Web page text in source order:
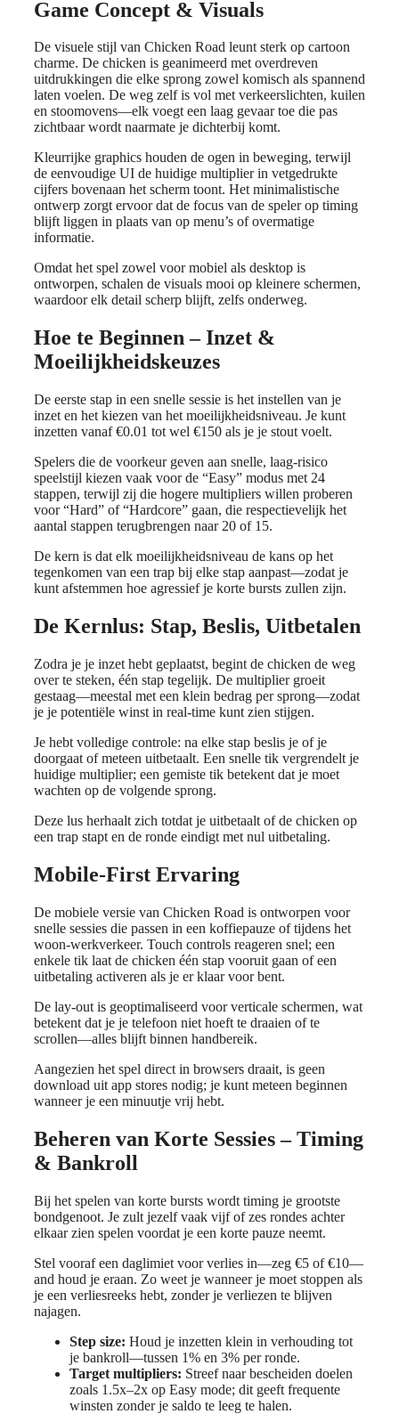
Game Concept & Visuals
De visuele stijl van Chicken Road leunt sterk op cartoon
charme. De chicken is geanimeerd met overdreven
uitdrukkingen die elke sprong zowel komisch als spannend
laten voelen. De weg zelf is vol met verkeerslichten, kuilen
en stoomovens—elk voegt een laag gevaar toe die pas
zichtbaar wordt naarmate je dichterbij komt.
Kleurrijke graphics houden de ogen in beweging, terwijl
de eenvoudige UI de huidige multiplier in vetgedrukte
cijfers bovenaan het scherm toont. Het minimalistische
ontwerp zorgt ervoor dat de focus van de speler op timing
blijft liggen in plaats van op menu’s of overmatige
informatie.
Omdat het spel zowel voor mobiel als desktop is
ontworpen, schalen de visuals mooi op kleinere schermen,
waardoor elk detail scherp blijft, zelfs onderweg.
Hoe te Beginnen – Inzet &
Moeilijkheidskeuzes
De eerste stap in een snelle sessie is het instellen van je
inzet en het kiezen van het moeilijkheidsniveau. Je kunt
inzetten vanaf €0.01 tot wel €150 als je je stout voelt.
Spelers die de voorkeur geven aan snelle, laag‑risico
speelstijl kiezen vaak voor de “Easy” modus met 24
stappen, terwijl zij die hogere multipliers willen proberen
voor “Hard” of “Hardcore” gaan, die respectievelijk het
aantal stappen terugbrengen naar 20 of 15.
De kern is dat elk moeilijkheidsniveau de kans op het
tegenkomen van een trap bij elke stap aanpast—zodat je
kunt afstemmen hoe agressief je korte bursts zullen zijn.
De Kernlus: Stap, Beslis, Uitbetalen
Zodra je je inzet hebt geplaatst, begint de chicken de weg
over te steken, één stap tegelijk. De multiplier groeit
gestaag—meestal met een klein bedrag per sprong—zodat
je je potentiële winst in real-time kunt zien stijgen.
Je hebt volledige controle: na elke stap beslis je of je
doorgaat of meteen uitbetaalt. Een snelle tik vergrendelt je
huidige multiplier; een gemiste tik betekent dat je moet
wachten op de volgende sprong.
Deze lus herhaalt zich totdat je uitbetaalt of de chicken op
een trap stapt en de ronde eindigt met nul uitbetaling.
Mobile‑First Ervaring
De mobiele versie van Chicken Road is ontworpen voor
snelle sessies die passen in een koffiepauze of tijdens het
woon-werkverkeer. Touch controls reageren snel; een
enkele tik laat de chicken één stap vooruit gaan of een
uitbetaling activeren als je er klaar voor bent.
De lay-out is geoptimaliseerd voor verticale schermen, wat
betekent dat je je telefoon niet hoeft te draaien of te
scrollen—alles blijft binnen handbereik.
Aangezien het spel direct in browsers draait, is geen
download uit app stores nodig; je kunt meteen beginnen
wanneer je een minuutje vrij hebt.
Beheren van Korte Sessies – Timing
& Bankroll
Bij het spelen van korte bursts wordt timing je grootste
bondgenoot. Je zult jezelf vaak vijf of zes rondes achter
elkaar zien spelen voordat je een korte pauze neemt.
Stel vooraf een daglimiet voor verlies in—zeg €5 of €10—
and houd je eraan. Zo weet je wanneer je moet stoppen als
je een verliesreeks hebt, zonder je verliezen te blijven
najagen.
Step size: Houd je inzetten klein in verhouding tot
je bankroll—tussen 1% en 3% per ronde.
Target multipliers: Streef naar bescheiden doelen
zoals 1.5x–2x op Easy mode; dit geeft frequente
winsten zonder je saldo te leeg te halen.